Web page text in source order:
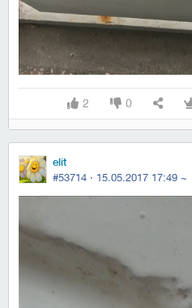
2 0
elit
#53714 · 15.05.2017 17:49 ~